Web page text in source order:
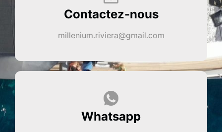
Contactez-nous
millenium.riviera@gmail.com
Whatsapp